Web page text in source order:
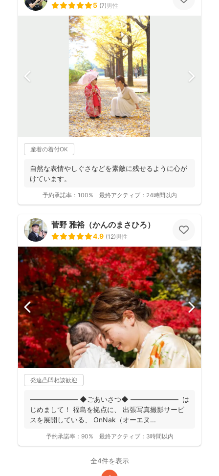
5 (7)男性
産着の着付OK
自然な表情やしぐさなどを素敵に残せるように心が
けています。
予約承諾率： 100% 最終アクティブ： 24時間以内
菅野 雅裕（かんのまさひろ）
4.9 (12)男性
発達凸凹相談歓迎
――――――― ◆ごあいさつ◆ ――――――― は
じめまして！ 福島を拠点に、 出張写真撮影サービ
スを展開している、 OnNak（オーエヌ...
予約承諾率： 90% 最終アクティブ： 3時間以内
全4件を表示